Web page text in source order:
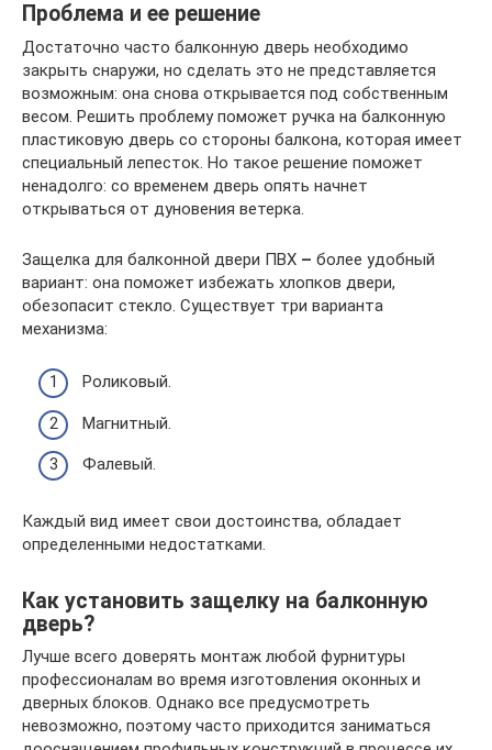
Проблема и ее решение
Достаточно часто балконную дверь необходимо
закрыть снаружи, но сделать это не представляется
возможным: она снова открывается под собственным
весом. Решить проблему поможет ручка на балконную
пластиковую дверь со стороны балкона, которая имеет
специальный лепесток. Но такое решение поможет
ненадолго: со временем дверь опять начнет
открываться от дуновения ветерка.
Защелка для балконной двери ПВХ – более удобный
вариант: она поможет избежать хлопков двери,
обезопасит стекло. Существует три варианта
механизма:
Роликовый.
Магнитный.
Фалевый.
Каждый вид имеет свои достоинства, обладает
определенными недостатками.
Как установить защелку на балконную
дверь?
Лучше всего доверять монтаж любой фурнитуры
профессионалам во время изготовления оконных и
дверных блоков. Однако все предусмотреть
невозможно, поэтому часто приходится заниматься